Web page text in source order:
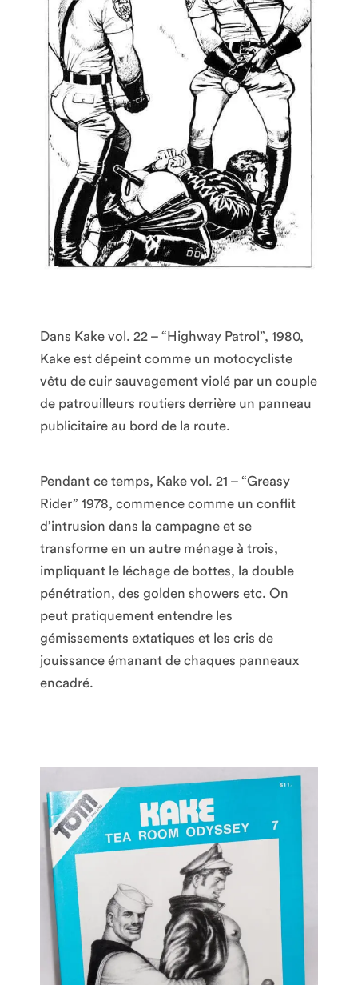
Dans Kake vol. 22 – “Highway Patrol”, 1980,
Kake est dépeint comme un motocycliste
vêtu de cuir sauvagement violé par un couple
de patrouilleurs routiers derrière un panneau
publicitaire au bord de la route.
Pendant ce temps, Kake vol. 21 – “Greasy
Rider” 1978, commence comme un conflit
d’intrusion dans la campagne et se
transforme en un autre ménage à trois,
impliquant le léchage de bottes, la double
pénétration, des golden showers etc. On
peut pratiquement entendre les
gémissements extatiques et les cris de
jouissance émanant de chaques panneaux
encadré.